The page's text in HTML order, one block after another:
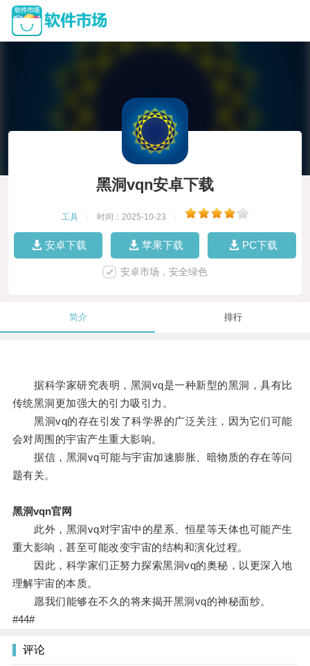
黑洞vqn安卓下载
工具 时间：2025-10-23
安卓下载 苹果下载 PC下载
安卓市场，安全绿色
简介 排行
据科学家研究表明，黑洞vq是一种新型的黑洞，具有比
传统黑洞更加强大的引力吸引力。
黑洞vq的存在引发了科学界的广泛关注，因为它们可能
会对周围的宇宙产生重大影响。
据信，黑洞vq可能与宇宙加速膨胀、暗物质的存在等问
题有关。
黑洞vqn官网
此外，黑洞vq对宇宙中的星系、恒星等天体也可能产生
重大影响，甚至可能改变宇宙的结构和演化过程。
因此，科学家们正努力探索黑洞vq的奥秘，以更深入地
理解宇宙的本质。
愿我们能够在不久的将来揭开黑洞vq的神秘面纱。
#44#
评论